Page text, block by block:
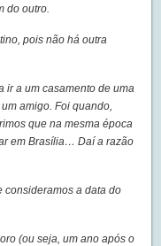
do outro.
pois não há outra
ir a um casamento de uma
amigo. Foi quando,
que na mesma época
em Brasília… Daí a razão
consideramos a data do
(ou seja, um ano após o